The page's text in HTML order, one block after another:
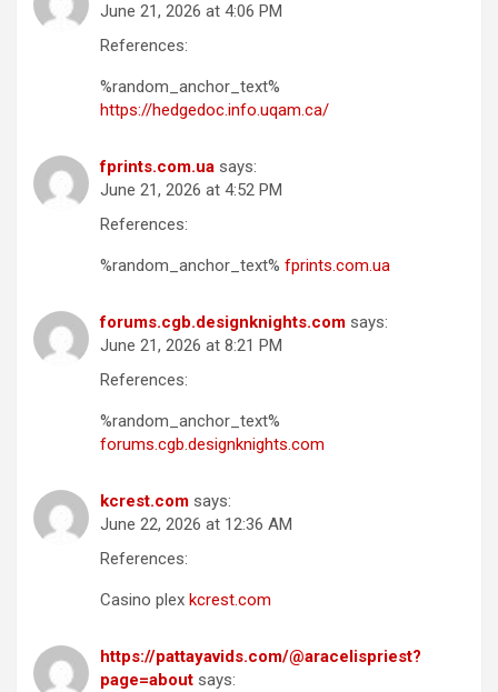
June 21, 2026 at 4:06 PM
References:
%random_anchor_text%
https://hedgedoc.info.uqam.ca/
fprints.com.ua says:
June 21, 2026 at 4:52 PM
References:
%random_anchor_text% fprints.com.ua
forums.cgb.designknights.com says:
June 21, 2026 at 8:21 PM
References:
%random_anchor_text%
forums.cgb.designknights.com
kcrest.com says:
June 22, 2026 at 12:36 AM
References:
Casino plex kcrest.com
https://pattayavids.com/@aracelispriest?
page=about says: